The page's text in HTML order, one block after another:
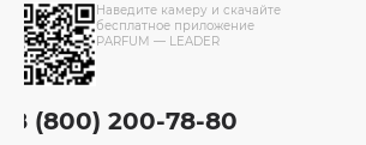
Наведите камеру и скачайте
бесплатное приложение
PARFUM — LEADER
8 (800) 200-78-80